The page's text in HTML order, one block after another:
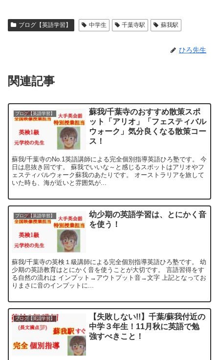
ブログ【英語学習】 中学生 千葉寺駅 蘇我駅
ひろ先生
関連記事
ブログ【英語学習】
蘇我/千葉寺のおすすめ散策スポ
ット「アリオ」「フェスティバル
ウォーク」気分良くなる散策コー
ス！
蘇我/千葉寺のNo.1英語講師による完全個別指導英語ひろ塾です。 今
日は息抜き回です。 蘇我でいいな～と感じるスポットはアリオやフ
ェスティバルウォーク蘇我のあたりです。 オーストラリアを旅して
いた時も、海が近いと雰囲気が...
ブログ【英語学習】
幼少期の英語学習は、とにかく音
を使う！
蘇我/千葉寺の英検１級講師による完全個別指導英語ひろ塾です。 幼
少期の英語教育はとにかく音を使うことが大切です。 言語習得をす
る自然の流れは インプット→アウトプット音→文字 上記となってお
りまさに音のインプットに...
ブログ【英語学習】
【失敗しない!!】千葉/蘇我付近の
中学３年生！11月秋に英語で勉
強すべきこと！